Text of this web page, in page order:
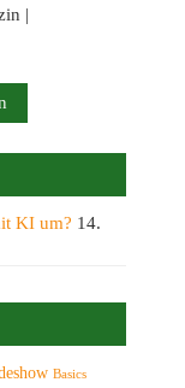
|
KI um? 14.
Basics